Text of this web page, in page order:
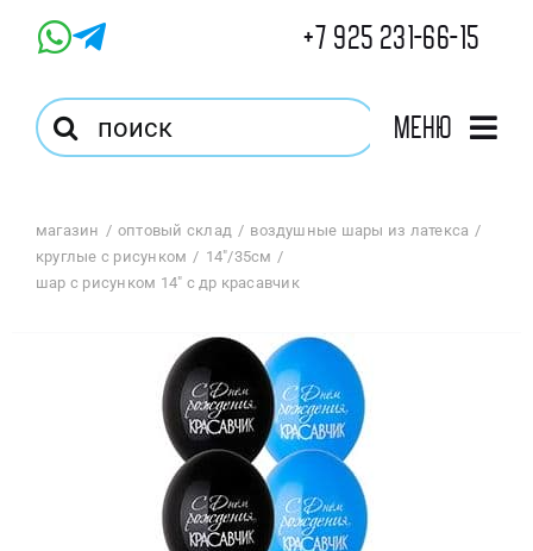
+7 925 231-66-15
Результат
поиска:
Меню
Магазин
Оптовый Магазин
Избранное
магазин оптовый склад
воздушные шары из латекса
круглые с рисунком
14"/35см
шар с рисунком 14″ с др красавчик